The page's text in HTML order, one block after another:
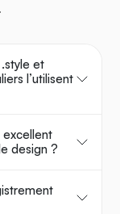
et
l’utilisent
excellent
design ?